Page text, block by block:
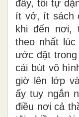
đây, tôi tự
ít vở, ít sách
khi đến nơi,
theo nhất
ước đặt
cái bút vô
giờ lên lớp
ấy tuy ngắn
điều nơi cả